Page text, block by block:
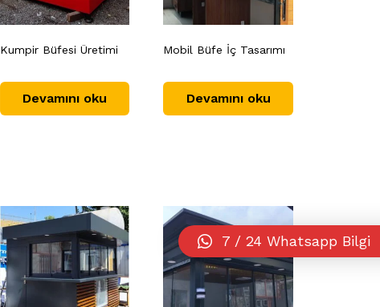
Kumpir Büfesi Üretimi
Devamını oku
Mobil Büfe İç Tasarımı
Devamını oku
7 / 24 Whatsapp Bilgi